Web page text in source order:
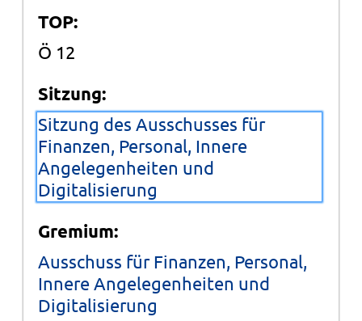
TOP:
Ö 12
Sitzung:
Sitzung des Ausschusses für
Finanzen, Personal, Innere
Angelegenheiten und
Digitalisierung
Gremium:
Ausschuss für Finanzen, Personal,
Innere Angelegenheiten und
Digitalisierung